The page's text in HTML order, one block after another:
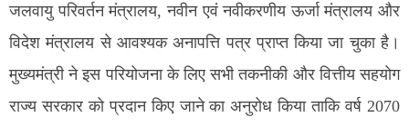
जलवायु परिवर्तन मंत्रालय, नवीन एवं नवीकरणीय ऊर्जा मंत्रालय और
विदेश मंत्रालय से आवश्यक अनापत्ति पत्र प्राप्त किया जा चुका है।
मुख्यमंत्री ने इस परियोजना के लिए सभी तकनीकी और वित्तीय सहयोग
राज्य सरकार को प्रदान किए जाने का अनुरोध किया ताकि वर्ष 2070